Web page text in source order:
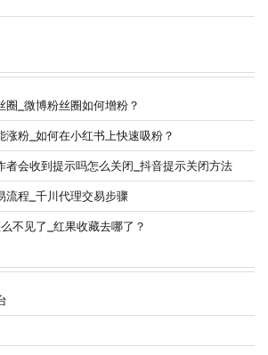
圈_微博粉丝圈如何增粉？
涨粉_如何在小红书上快速吸粉？
者会收到提示吗怎么关闭_抖音提示关闭方法
流程_千川代理交易步骤
不见了_红果收藏去哪了？